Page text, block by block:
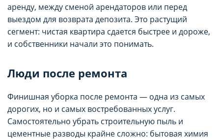
аренду, между сменой арендаторов или перед
выездом для возврата депозита. Это растущий
сегмент: чистая квартира сдается быстрее и дороже,
и собственники начали это понимать.
Люди после ремонта
Финишная уборка после ремонта — одна из самых
дорогих, но и самых востребованных услуг.
Самостоятельно убрать строительную пыль и
цементные разводы крайне сложно: бытовая химия